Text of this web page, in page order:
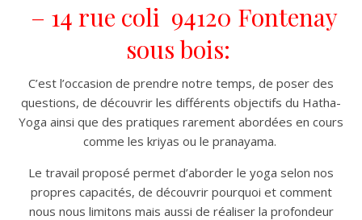
– 14 rue coli 94120 Fontenay
sous bois:
C’est l’occasion de prendre notre temps, de poser des
questions, de découvrir les différents objectifs du Hatha-
Yoga ainsi que des pratiques rarement abordées en cours
comme les kriyas ou le pranayama.
Le travail proposé permet d’aborder le yoga selon nos
propres capacités, de découvrir pourquoi et comment
nous nous limitons mais aussi de réaliser la profondeur